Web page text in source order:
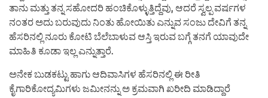
ತಾನು ಮತ್ತು ತನ್ನ ಸಹೋದರಿ ಹಂಚಿಕೊಳ್ಳುತ್ತಿದ್ದೆವು, ಆದರೆ ಸ್ವಲ್ಪ ವರ್ಷಗಳ
ನಂತರ ಅದು ಬರುವುದು ನಿಂತು ಹೋಯಿತು ಎನ್ನುವ ಸಂಜು ದೇವಿಗೆ ತನ್ನ
ಹೆಸರಿನಲ್ಲಿ ನೂರು ಕೋಟಿ ಬೆಲೆಬಾಳುವ ಆಸ್ತಿ ಇರುವ ಬಗ್ಗೆ ತನಗೆ ಯಾವುದೇ
ಮಾಹಿತಿ ಕೂಡಾ ಇಲ್ಲ ಎನ್ನುತ್ತಾರೆ.
ಅನೇಕ ಬುಡಕಟ್ಟು ಹಾಗು ಆದಿವಾಸಿಗಳ ಹೆಸರಿನಲ್ಲಿ ಈ ರೀತಿ
ಕೈಗಾರಿಕೋದ್ಯಮಿಗಳು ಜಮೀನನ್ನು ಅ ಕ್ರಮವಾಗಿ ಖರೀದಿ ಮಾಡಿದ್ದಾರೆ